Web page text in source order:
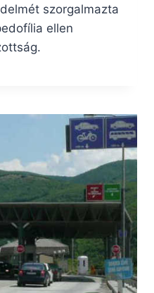
szorgalmazta
ellen